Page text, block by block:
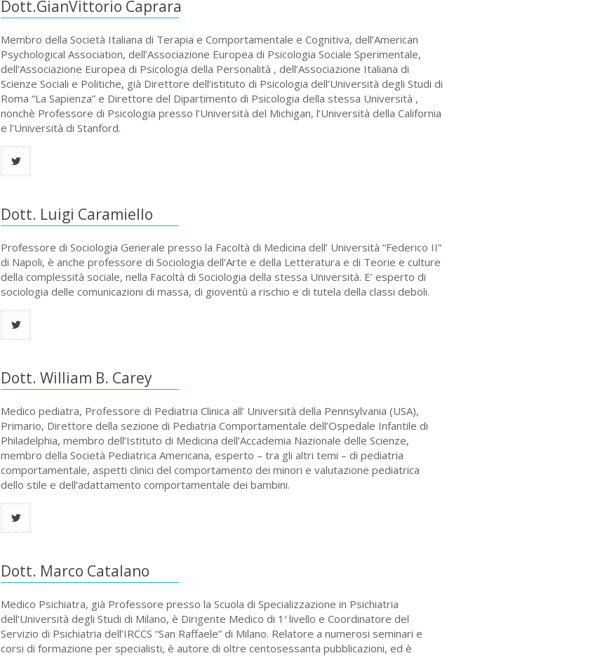
Dott.GianVittorio Caprara
Membro della Società Italiana di Terapia e Comportamentale e Cognitiva, dell’American
Psychological Association, dell’Associazione Europea di Psicologia Sociale Sperimentale,
dell’Associazione Europea di Psicologia della Personalità , dell’Associazione Italiana di
Scienze Sociali e Politiche, già Direttore dell’istituto di Psicologia dell’Università degli Studi di
Roma “La Sapienza” e Direttore del Dipartimento di Psicologia della stessa Università ,
nonchè Professore di Psicologia presso l’Università del Michigan, l’Università della California
e l’Università di Stanford.
Dott. Luigi Caramiello
Professore di Sociologia Generale presso la Facoltà di Medicina dell’ Università “Federico II”
di Napoli, è anche professore di Sociologia dell’Arte e della Letteratura e di Teorie e culture
della complessità sociale, nella Facoltà di Sociologia della stessa Università. E’ esperto di
sociologia delle comunicazioni di massa, di gioventù a rischio e di tutela della classi deboli.
Dott. William B. Carey
Medico pediatra, Professore di Pediatria Clinica all’ Università della Pennsylvania (USA),
Primario, Direttore della sezione di Pediatria Comportamentale dell’Ospedale Infantile di
Philadelphia, membro dell’Istituto di Medicina dell’Accademia Nazionale delle Scienze,
membro della Società Pediatrica Americana, esperto – tra gli altri temi – di pediatria
comportamentale, aspetti clinici del comportamento dei minori e valutazione pediatrica
dello stile e dell’adattamento comportamentale dei bambini.
Dott. Marco Catalano
Medico Psichiatra, già Professore presso la Scuola di Specializzazione in Psichiatria
dell’Università degli Studi di Milano, è Dirigente Medico di 1′ livello e Coordinatore del
Servizio di Psichiatria dell’IRCCS “San Raffaele” di Milano. Relatore a numerosi seminari e
corsi di formazione per specialisti, è autore di oltre centosessanta pubblicazioni, ed è